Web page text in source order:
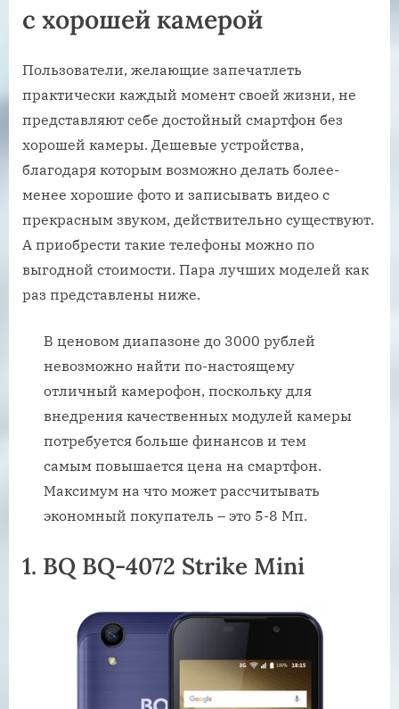
с хорошей камерой
Пользователи, желающие запечатлеть
практически каждый момент своей жизни, не
представляют себе достойный смартфон без
хорошей камеры. Дешевые устройства,
благодаря которым возможно делать более-
менее хорошие фото и записывать видео с
прекрасным звуком, действительно существуют.
А приобрести такие телефоны можно по
выгодной стоимости. Пара лучших моделей как
раз представлены ниже.
В ценовом диапазоне до 3000 рублей
невозможно найти по-настоящему
отличный камерофон, поскольку для
внедрения качественных модулей камеры
потребуется больше финансов и тем
самым повышается цена на смартфон.
Максимум на что может рассчитывать
экономный покупатель – это 5-8 Мп.
1. BQ BQ-4072 Strike Mini